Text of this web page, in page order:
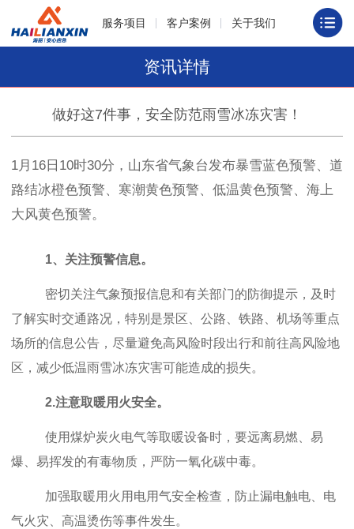
服务项目 客户案例 关于我们
资讯详情
做好这7件事，安全防范雨雪冰冻灾害！
1月16日10时30分，山东省气象台发布暴雪蓝色预警、道
路结冰橙色预警、寒潮黄色预警、低温黄色预警、海上
大风黄色预警。
1、 关注预警信息。
密切关注气象预报信息和有关部门的防御提示，及时
了解实时交通路况，特别是景区、公路、铁路、机场等重点
场所的信息公告，尽量避免高风险时段出行和前往高风险地
区，减少低温雨雪冰冻灾害可能造成的损失。
2.注意取暖用火安全。
使用煤炉炭火电气等取暖设备时，要远离易燃、易
爆、易挥发的有毒物质，严防一氧化碳中毒。
加强取暖用火用电用气安全检查，防止漏电触电、电
气火灾、高温烫伤等事件发生。